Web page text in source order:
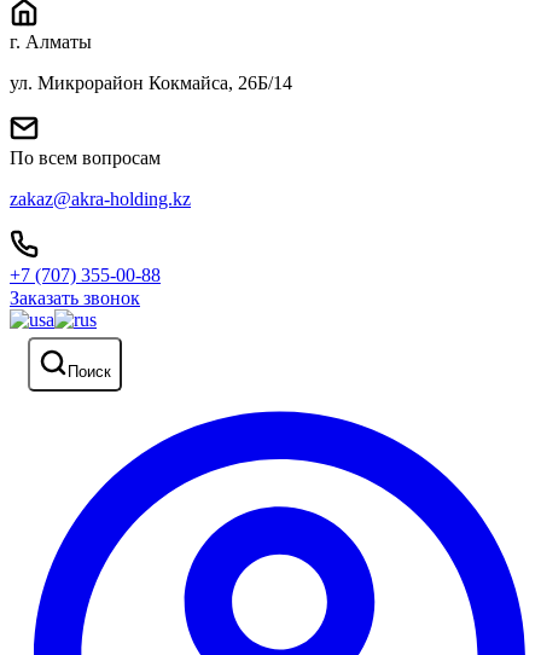
г. Алматы
ул. Микрорайон Кокмайса, 26Б/14
По всем вопросам
zakaz@akra-holding.kz
+7 (707) 355-00-88
Заказать звонок
Поиск